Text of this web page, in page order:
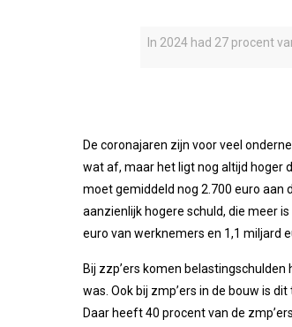
In 2024 had 27 procent
De coronajaren zijn voor veel
wat af, maar het ligt nog altijd hoger
moet gemiddeld nog 2.700 euro aan
aanzienlijk hogere schuld, die meer
euro van werknemers en 1,1 miljard
Bij zzp’ers komen
was. Ook bij zmp’ers in de bouw is
Daar heeft 40 procent van de